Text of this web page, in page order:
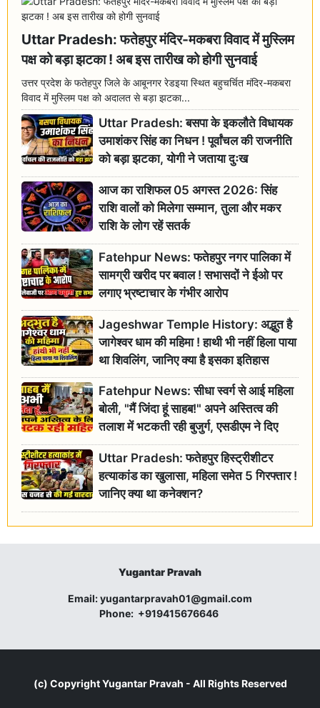
Uttar Pradesh: फतेहपुर मंदिर-मकबरा विवाद में मुस्लिम
पक्ष को बड़ा झटका ! अब इस तारीख को होगी सुनवाई
उत्तर प्रदेश के फतेहपुर जिले के आबूनगर रेडइया स्थित बहुचर्चित मंदिर-मकबरा
विवाद में मुस्लिम पक्ष को अदालत से बड़ा झटका...
Uttar Pradesh: बसपा के इकलौते विधायक
उमाशंकर सिंह का निधन ! पूर्वांचल की राजनीति
को बड़ा झटका, योगी ने जताया दुःख
आज का राशिफल 05 अगस्त 2026: सिंह
राशि वालों को मिलेगा सम्मान, तुला और मकर
राशि के लोग रहें सतर्क
Fatehpur News: फतेहपुर नगर पालिका में
सामग्री खरीद पर बवाल ! सभासदों ने ईओ पर
लगाए भ्रष्टाचार के गंभीर आरोप
Jageshwar Temple History: अद्भुत है
जागेश्वर धाम की महिमा ! हाथी भी नहीं हिला पाया
था शिवलिंग, जानिए क्या है इसका इतिहास
Fatehpur News: सीधा स्वर्ग से आई महिला
बोली, "मैं जिंदा हूं साहब!" अपने अस्तित्व की
तलाश में भटकती रही बुजुर्ग, एसडीएम ने दिए
जांच के आदेश
Uttar Pradesh: फतेहपुर हिस्ट्रीशीटर
हत्याकांड का खुलासा, महिला समेत 5 गिरफ्तार !
जानिए क्या था कनेक्शन?
Yugantar Pravah
Email:yugantarpravah01@gmail.com
Phone: +919415676646
(c) CopyrightYugantar Pravah - All Rights Reserved